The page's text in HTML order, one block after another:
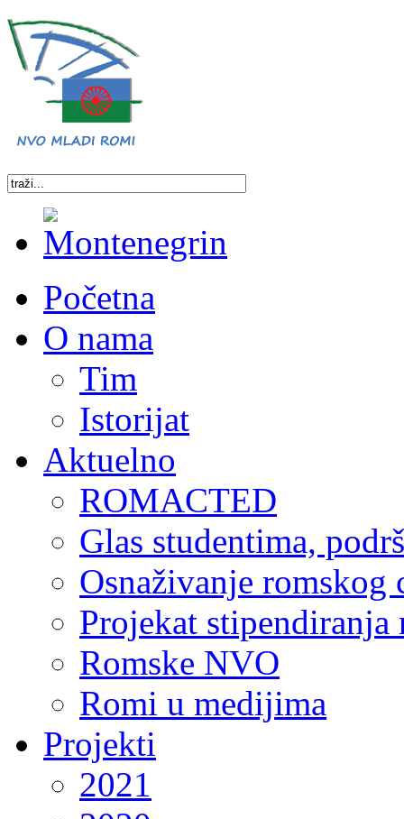
Početna
O nama
Tim
Istorijat
Aktuelno
ROMACTED
Glas studentima,
Osnaživanje
Projekat stipendiranja
Romske NVO
Romi u medijima
Projekti
2021